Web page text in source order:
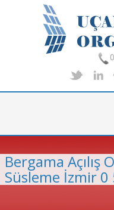
Hakkımızda
Hizmetlerimiz
Organizasyon
Bergama Açılış
Süsleme İzmir 0